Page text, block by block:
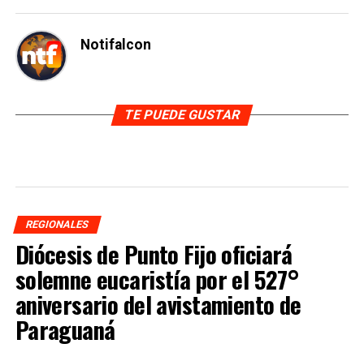
Notifalcon
TE PUEDE GUSTAR
REGIONALES
Diócesis de Punto Fijo oficiará
solemne eucaristía por el 527°
aniversario del avistamiento de
Paraguaná